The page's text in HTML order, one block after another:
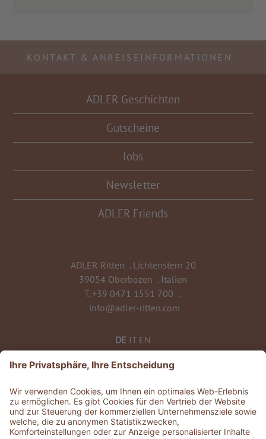
KONTAKT & ANREISEINFORMATIONEN
ADLER Geschichten
Gutscheine
Jobs
Newsletter
ADLER Friends
ADLER Ritten . Lichtenstern 20
39054 Oberbozen . Italien
T. +39 0471 1551 700 .
info@adler-ritten.com
DE IT EN